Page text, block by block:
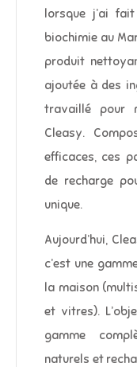
lorsque j’ai
biochimie au
produit
ajoutée à des
travaillé pour
Cleasy.
efficaces, ces
de recharge
unique.
Aujourd’hui,
c’est une
la maison
et vitres).
gamme
naturels et